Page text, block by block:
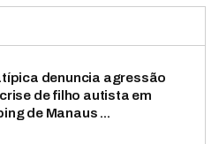
denuncia agressão
de filho autista em
de Manaus ...